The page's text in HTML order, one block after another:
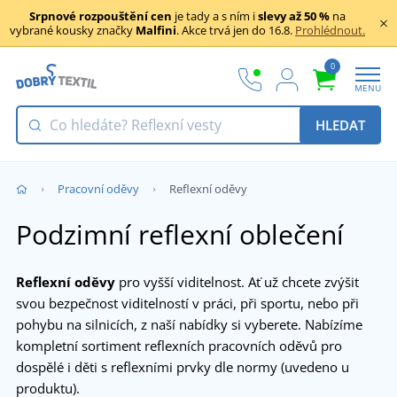
Srpnové rozpouštění cen je tady a s ním islevy až 50 % na
vybrané kousky značky Malfini. Akce trvá jen do 16.8. Prohlédnout.
0
MENU
HLEDAT
Pracovní oděvy Reflexní oděvy
Podzimní reflexní oblečení
Reflexní oděvy pro vyšší viditelnost. Ať už chcete zvýšit
svou bezpečnost viditelností v práci, při sportu, nebo při
pohybu na silnicích, z naší nabídky si vyberete. Nabízíme
kompletní sortiment reflexních pracovních oděvů pro
dospělé i děti s reflexními prvky dle normy (uvedeno u
produktu).